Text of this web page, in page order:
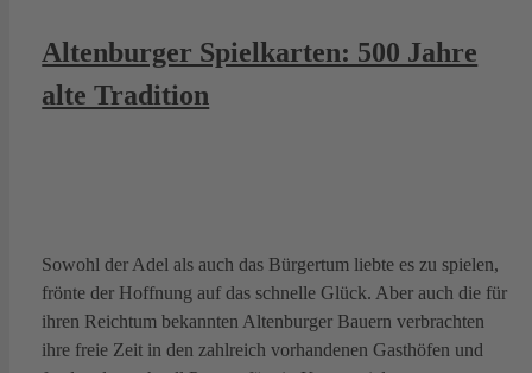
Altenburger Spielkarten: 500 Jahre
alte Tradition
Sowohl der Adel als auch das Bürgertum liebte es zu spielen,
frönte der Hoffnung auf das schnelle Glück. Aber auch die für
ihren Reichtum bekannten Altenburger Bauern verbrachten
ihre freie Zeit in den zahlreich vorhandenen Gasthöfen und